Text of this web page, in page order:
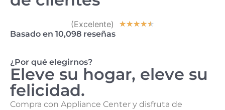
(Excelente) ★★★★★
Basado en 10,098 reseñas
¿Por qué elegirnos?
Eleve su hogar, eleve su
felicidad.
Compra con Appliance Center y disfruta de